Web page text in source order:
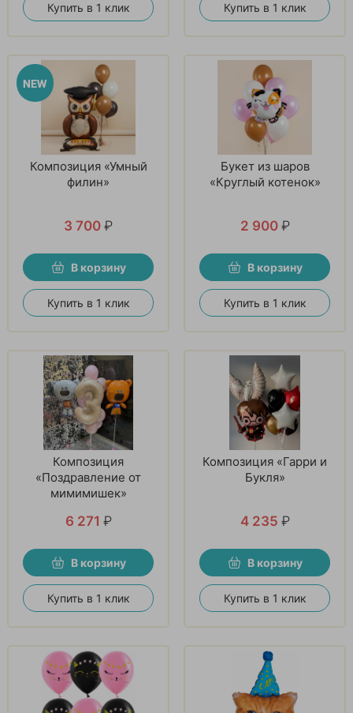
Купить в 1 клик Купить в 1 клик
Композиция «Умный
филин»
3 700 ₽
В корзину
Купить в 1 клик
Букет из шаров
«Круглый котенок»
2 900 ₽
В корзину
Купить в 1 клик
Композиция
«Поздравление от
мимимишек»
6 271 ₽
В корзину
Купить в 1 клик
Композиция «Гарри и
Букля»
4 235 ₽
В корзину
Купить в 1 клик